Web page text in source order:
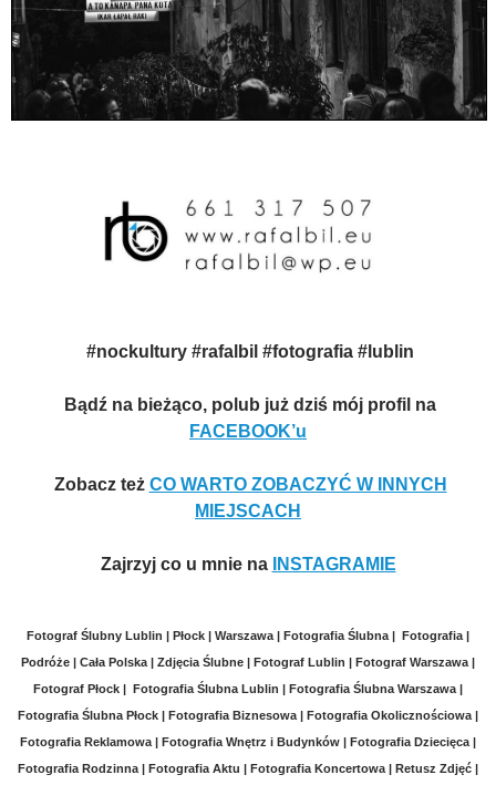
#nockultury #rafalbil #fotografia #l ublin
Bądź na bieżąco, polub już dziś mój profil na
FACEBOOK’u
Zobacz też CO WARTO ZOBACZYĆ W INNYCH
MIEJSCACH
Zajrzyj co u mnie na INSTAGRAMIE
Fotograf Ślubny Lublin | Płock | Warszawa | Fotografia Ślubna | Fotografia |
Podróże | Cała Polska | Zdjęcia Ślubne | Fotograf Lublin | Fotograf Warszawa |
Fotograf Płock | Fotografia Ślubna Lublin | Fotografia Ślubna Warszawa |
Fotografia Ślubna Płock | Fotografia Biznesowa | Fotografia Okolicznościowa |
Fotografia Reklamowa | Fotografia Wnętrz i Budynków | Fotografia Dziecięca |
Fotografia Rodzinna | Fotografia Aktu | Fotografia Koncertowa | Retusz Zdjęć |